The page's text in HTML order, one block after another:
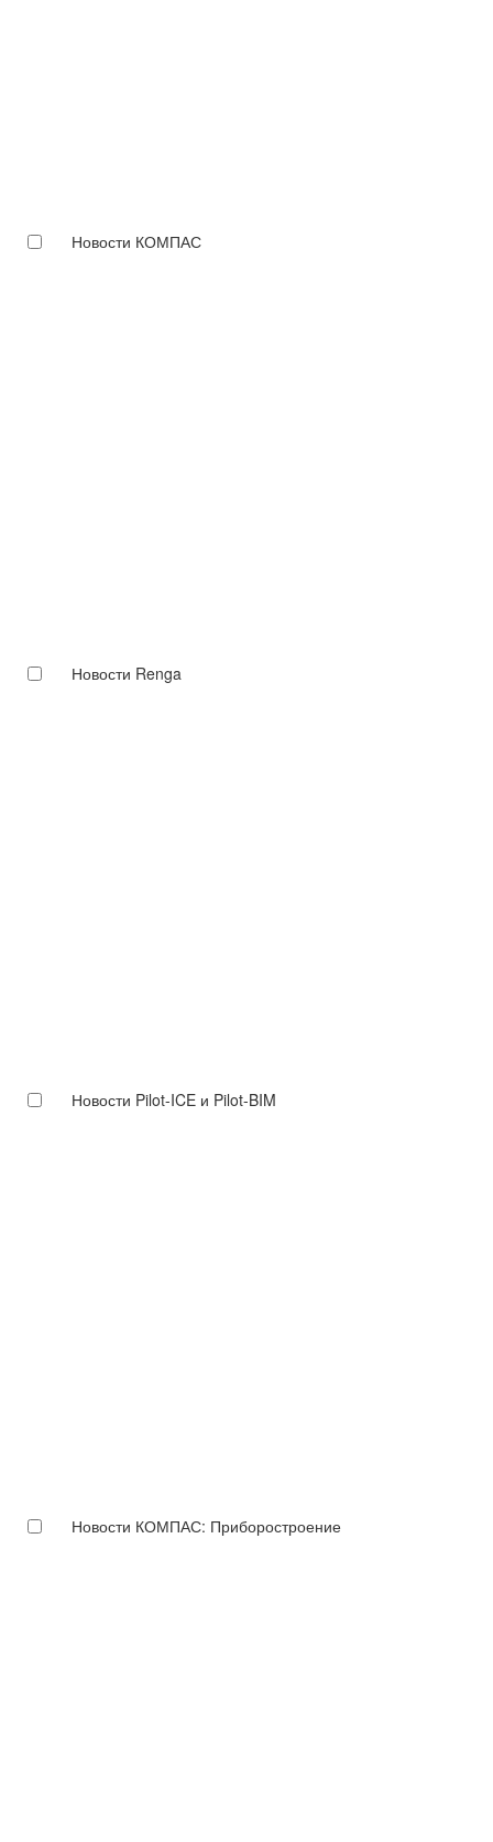
Новости КОМПАС
Новости Renga
Новости Pilot-ICE и Pilot-BIM
Новости КОМПАС: Приборостроение